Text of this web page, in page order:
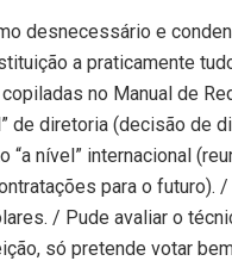
desnecessário e
a praticamente
no Manual de
de diretoria (decisão de
nível” internacional
para o futuro).
/ Pude avaliar o
só pretende votar